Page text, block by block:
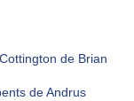
de Brian
de Andrus